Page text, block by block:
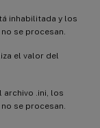
inhabilitada y los
se procesan.
el valor del
archivo .ini, los
se procesan.